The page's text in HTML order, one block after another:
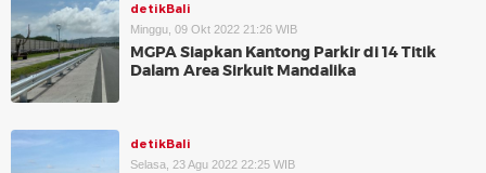
detikBali
Minggu, 09 Okt 2022 21:26 WIB
MGPA Siapkan Kantong Parkir di 14 Titik
Dalam Area Sirkuit Mandalika
detikBali
Selasa, 23 Agu 2022 22:25 WIB